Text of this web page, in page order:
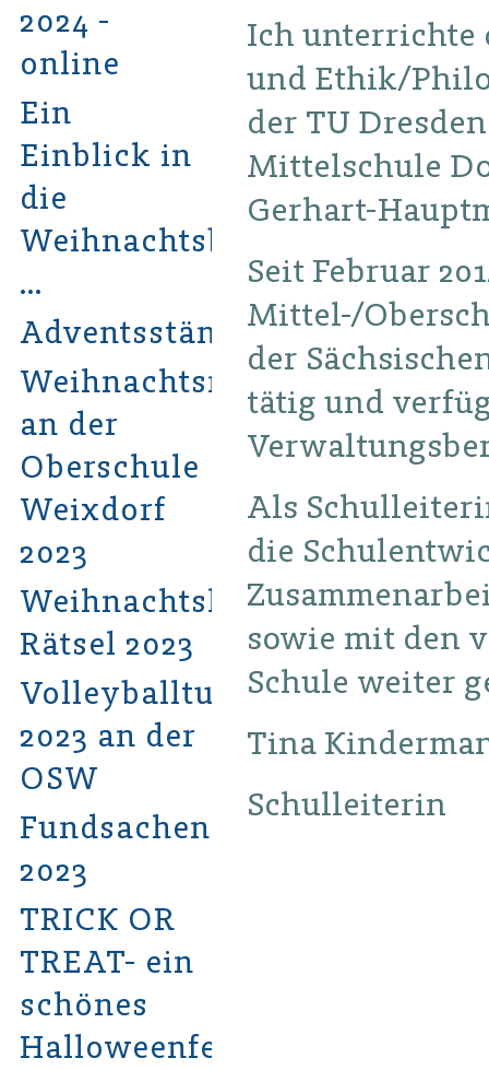
Ich unterrichte
und Ethik/
der TU
Mittelschule
Gerhart-
Seit Februar
Mittel-/
der
tätig und
Als
die
sowie mit den
Schule weiter
Tina
Schulleiterin
2024 -
online
Ein
Einblick in
die
Weihnachtsbastelwerkstatt
…
Adventsständchen
Weihnachtsmarkt
an der
Oberschule
Weixdorf
2023
Weihnachtshits-
Rätsel 2023
Volleyballturnier
2023 an der
OSW
Fundsachen
2023
TRICK OR
TREAT- ein
schönes
Halloweenfest